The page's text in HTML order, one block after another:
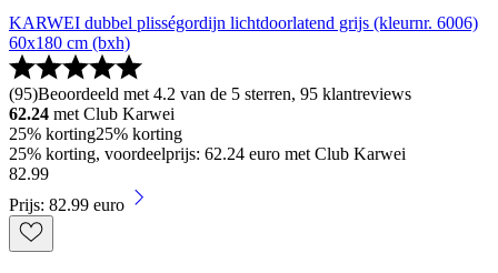
KARWEI dubbel plisségordijn lichtdoorlatend grijs (kleurnr. 6006)
60x180 cm (bxh)
(95)Beoordeeld met 4.2 van de 5 sterren, 95 klantreviews
62.24 met Club Karwei
25% korting25% korting
25% korting, voordeelprijs: 62.24 euro met Club Karwei
82.99
Prijs: 82.99 euro